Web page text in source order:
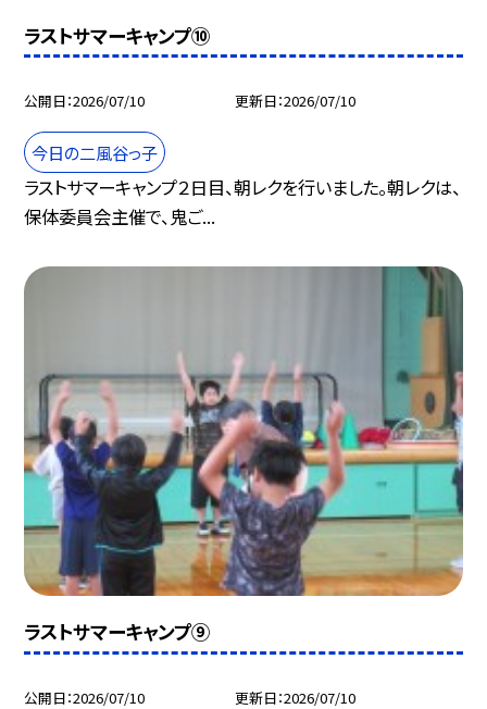
ラストサマーキャンプ⑩
公開日 2026/07/10 更新日 2026/07/10
今日の二風谷っ子
ラストサマーキャンプ２日目、朝レクを行いました。朝レクは、
保体委員会主催で、鬼ご...
ラストサマーキャンプ⑨
公開日 2026/07/10 更新日 2026/07/10